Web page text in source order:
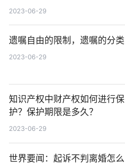
2023-06-29
遗嘱自由的限制，遗嘱的分类
2023-06-29
知识产权中财产权如何进行保
护？保护期限是多久？
2023-06-29
世界要闻：起诉不判离婚怎么